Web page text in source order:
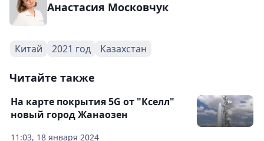
Анастасия Московчук
Китай 2021 год Казахстан
Читайте также
11:03, 18 января 2024
На карте покрытия 5G от "Кселл"
новый город Жанаозен